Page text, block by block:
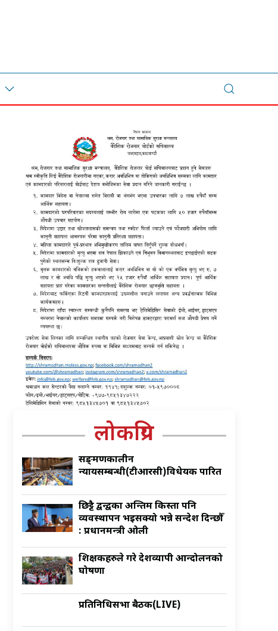
लोकप्रिय
सङ्क्रमणकालीन
न्यायसम्बन्धी(टीआरसी)विधेयक पारित
छिट्टै द्वन्द्वका अन्तिम किस्ता पनि
व्यवस्थापन भइसक्यो भन्ने सन्देश दिन्छौँ
: प्रधानमन्त्री ओली
शिक्षकहरुले गरे देशव्यापी आन्दोलनको
घोषणा
प्रतिनिधिसभा बैठक(LIVE)